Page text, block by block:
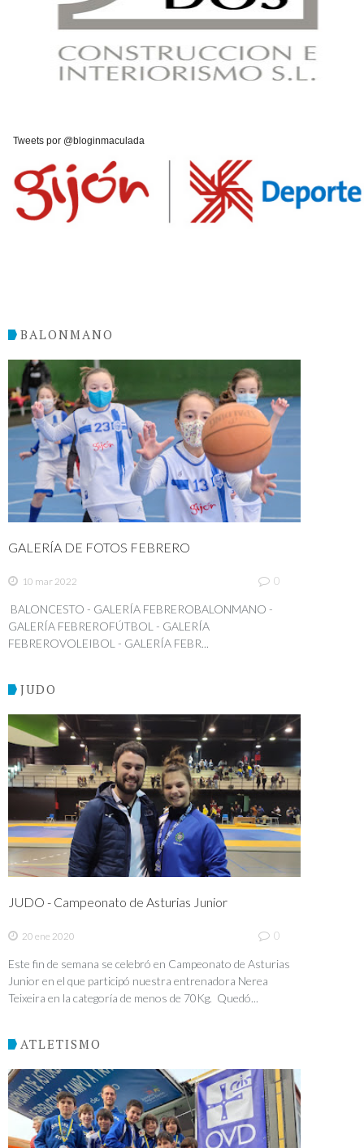
Tweets por @bloginmaculada
BALONMANO
GALERÍA DE FOTOS FEBRERO
10 mar 2022 0
BALONCESTO - GALERÍA FEBREROBALONMANO -
GALERÍA FEBREROFÚTBOL - GALERÍA
FEBREROVOLEIBOL - GALERÍA FEBR...
JUDO
JUDO - Campeonato de Asturias Junior
20 ene 2020 0
Este fin de semana se celebró en Campeonato de Asturias
Junior en el que participó nuestra entrenadora Nerea
Teixeira en la categoría de menos de 70Kg. Quedó...
ATLETISMO